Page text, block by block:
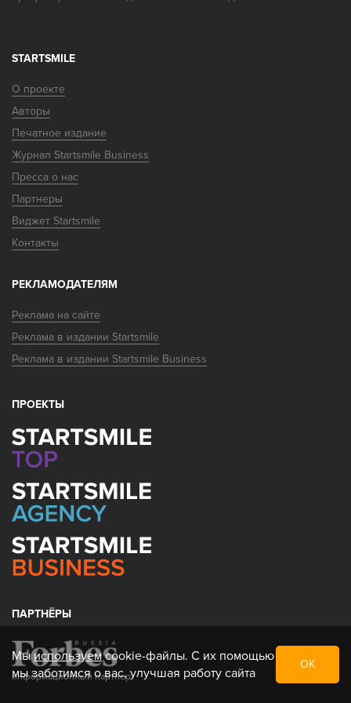
STARTSMILE
О проекте
Авторы
Печатное издание
Журнал Startsmile Business
Пресса о нас
Партнеры
Виджет Startsmile
Контакты
РЕКЛАМОДАТЕЛЯМ
Реклама на сайте
Реклама в издании Startsmile
Реклама в издании Startsmile Business
ПРОЕКТЫ
ПАРТНЁРЫ
информационный партнер
Мыиспользуемcookie-файлы. С их помощью
мы заботимся о вас, улучшая работу сайта
ОК